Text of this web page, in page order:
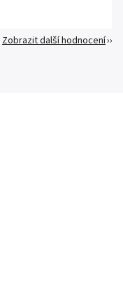
Zobrazit další hodnocení